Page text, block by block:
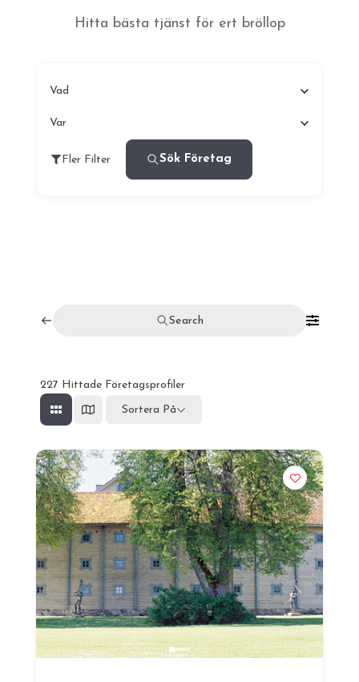
Hitta bästa tjänst för ert bröllop
Vad
Var
Fler Filter Sök Företag
Search
227 Hittade Företagsprofiler
Sortera På